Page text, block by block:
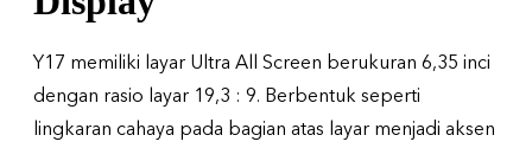
Y17 memiliki layar Ultra All Screen berukuran 6,35 inci
dengan rasio layar 19,3 : 9. Berbentuk seperti
lingkaran cahaya pada bagian atas layar menjadi aksen